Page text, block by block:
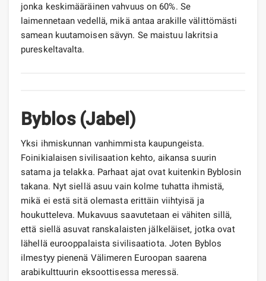
jonka keskimääräinen vahvuus on 60%. Se
laimennetaan vedellä, mikä antaa arakille välittömästi
samean kuutamoisen sävyn. Se maistuu lakritsia
pureskeltavalta.
Byblos (Jabel)
Yksi ihmiskunnan vanhimmista kaupungeista.
Foinikialaisen sivilisaation kehto, aikansa suurin
satama ja telakka. Parhaat ajat ovat kuitenkin Byblosin
takana. Nyt siellä asuu vain kolme tuhatta ihmistä,
mikä ei estä sitä olemasta erittäin viihtyisä ja
houkutteleva. Mukavuus saavutetaan ei vähiten sillä,
että siellä asuvat ranskalaisten jälkeläiset, jotka ovat
lähellä eurooppalaista sivilisaatiota. Joten Byblos
ilmestyy pienenä Välimeren Euroopan saarena
arabikulttuurin eksoottisessa meressä.